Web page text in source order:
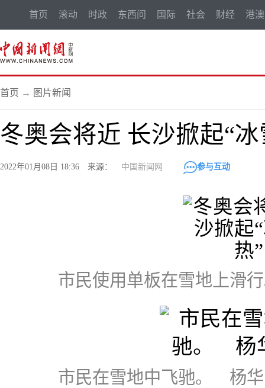
首页 滚动 时政 东西问 国际 社会 财经 港澳
首页 → 图片新闻
冬奥会将近 长沙掀起“冰
2022年01月08日 18:36 来源： 中国新闻网 参与互动
市民使用单板在雪地上
市民在雪地中飞驰。 杨